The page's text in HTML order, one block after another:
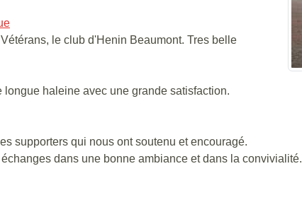
le club d'Henin Beaumont. Tres belle
haleine avec une grande satisfaction.
supporters qui nous ont soutenu et encouragé.
dans une bonne ambiance et dans la convivialité.